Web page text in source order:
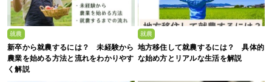
就農
新卒から就農するには？ 未経験から
農業を始める方法と流れをわかりやす
く解説
就農
地方移住して就農するには？ 具体的
な始め方とリアルな生活を解説